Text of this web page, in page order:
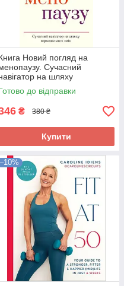
Новий погляд на
Сучасний
на шляху
змін 310015
до відправки
₴ 380 ₴
Купити
–10%